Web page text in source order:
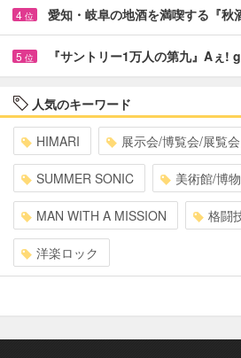
4 位 愛知・岐阜の地酒を満喫する『
5 位 『サントリー1万人の第九』Aぇ
人気のキーワード
HIMARI 展示会/博覧会/展覧会
SUMMER SONIC 美術館/博
MAN WITH A MISSION 格闘
洋楽ロック